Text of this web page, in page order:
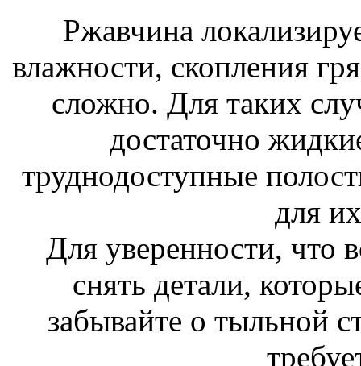
Ржавчина
влажности, скопления
сложно. Для таких
достаточно
труднодоступные
для
Для уверенности, что
снять детали,
забывайте о тыльной